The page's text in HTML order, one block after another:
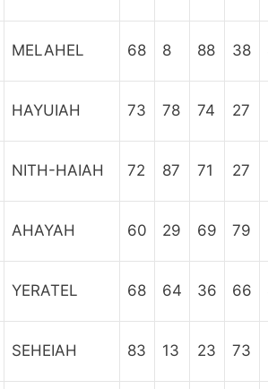
MELAHEL 68 8 88 38
HAYUIAH 73 78 74 27
NITH-HAIAH 72 87 71 27
AHAYAH 60 29 69 79
YERATEL 68 64 36 66
SEHEIAH 83 13 23 73